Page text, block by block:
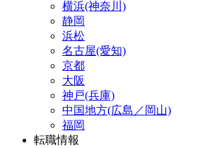
横浜(神奈川)
静岡
浜松
名古屋(愛知)
京都
大阪
神戸(兵庫)
中国地方(広島／岡山)
福岡
転職情報